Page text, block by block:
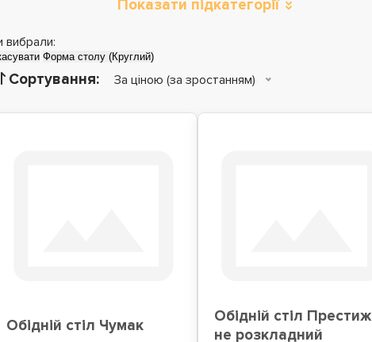
Столи трансформери
Показати підкатегорії
вибрали:
Форма столу (Круглий)
Сортування: За ціною (за зростанням)
Обідній стіл Чумак
Обідній стіл Престиж
не розкладний